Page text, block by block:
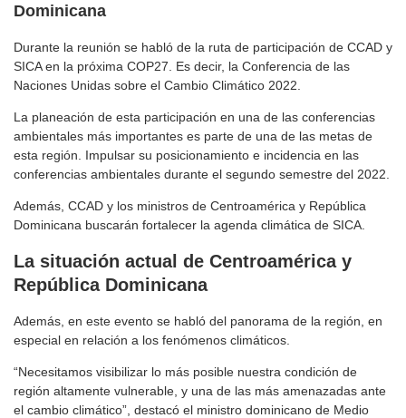
Dominicana
Durante la reunión se habló de la ruta de participación de CCAD y
SICA en la próxima COP27. Es decir, la Conferencia de las
Naciones Unidas sobre el Cambio Climático 2022.
La planeación de esta participación en una de las conferencias
ambientales más importantes es parte de una de las metas de
esta región. Impulsar su posicionamiento e incidencia en las
conferencias ambientales durante el segundo semestre del 2022.
Además, CCAD y los ministros de Centroamérica y República
Dominicana buscarán fortalecer la agenda climática de SICA.
La situación actual de Centroamérica y
República Dominicana
Además, en este evento se habló del panorama de la región, en
especial en relación a los fenómenos climáticos.
“Necesitamos visibilizar lo más posible nuestra condición de
región altamente vulnerable, y una de las más amenazadas ante
el cambio climático”, destacó el ministro dominicano de Medio